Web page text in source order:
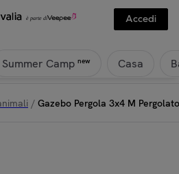
Accedi
Summer Camp new Casa
/ Gazebo Pergola 3x4 M